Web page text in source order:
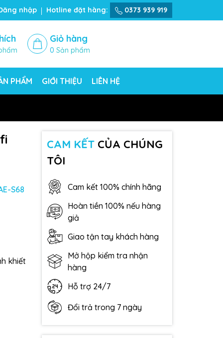
nhập Hotline đặt hàng: 0373 939 919
Giỏ hàng
0 Sản phẩm
PHẨM GIỚI THIỆU LIÊN HỆ
S68
khiết
CAM KẾTCỦA CHÚNG
TÔI
Cam kết 100% chính hãng
Hoàn tiền 100% nếu hàng
giả
Giao tận tay khách hàng
Mở hộp kiểm tra nhận
hàng
Hỗ trợ 24/7
Đổi trả trong 7 ngày